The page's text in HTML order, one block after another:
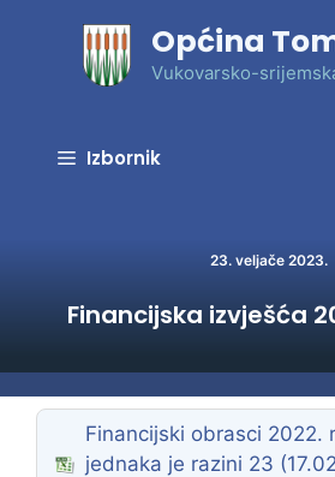
Općina
Vukovarsko-
Izbornik
23. veljače 2023.
Financijska izvješća
Financijski obrasci 2022.
jednaka je razini 23